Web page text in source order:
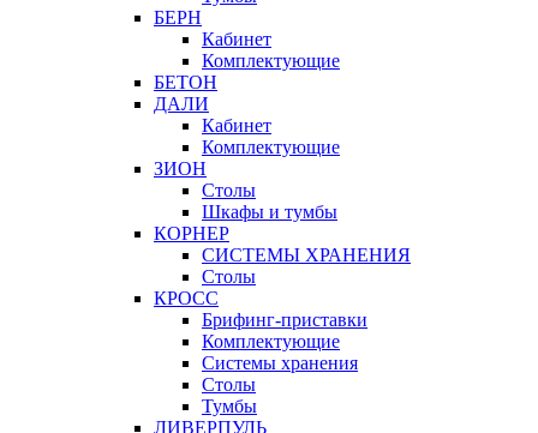
БЕРН
Кабинет
Комплектующие
БЕТОН
ДАЛИ
Кабинет
Комплектующие
ЗИОН
Столы
Шкафы и тумбы
КОРНЕР
СИСТЕМЫ ХРАНЕНИЯ
Столы
КРОСС
Брифинг-приставки
Комплектующие
Системы хранения
Столы
Тумбы
ЛИВЕРПУЛЬ